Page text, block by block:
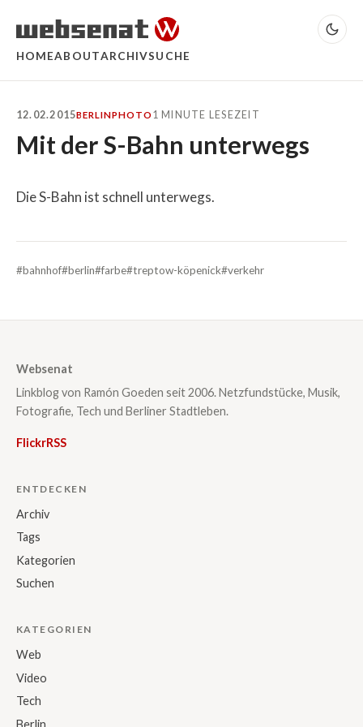
HOMEABOUTARCHIVSUCHE
12.02.2015BERLINPHOTO 1 MINUTE LESEZEIT
Mit der S-Bahn unterwegs
Die S-Bahn ist schnell unterwegs.
#bahnhof#berlin#farbe#treptow-köpenick#verkehr
Websenat
Linkblog von Ramón Goeden seit 2006. Netzfundstücke, Musik,
Fotografie, Tech und Berliner Stadtleben.
FlickrRSS
ENTDECKEN
Archiv
Tags
Kategorien
Suchen
KATEGORIEN
Web
Video
Tech
Berlin